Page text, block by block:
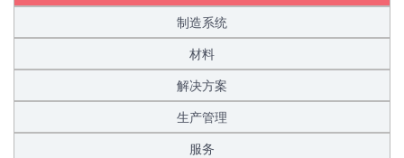
制造系统
材料
解决方案
生产管理
服务